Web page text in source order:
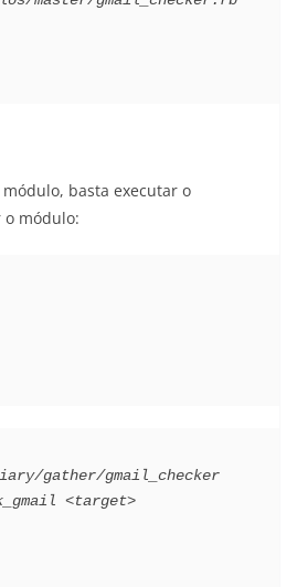
basta executar o
o módulo:
gather/gmail_checker
<target>